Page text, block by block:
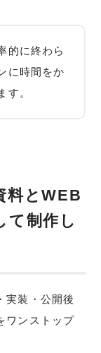
的に終わら
に時間をか
す。
料とWEB
て制作し
実装・公開後
ワンストップ